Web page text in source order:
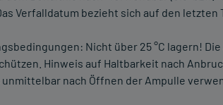
Verfalldatum bezieht sich auf den letzten
Nicht über 25 °C lagern!
Hinweis auf Haltbarkeit nach
unmittelbar nach Öffnen der Ampulle